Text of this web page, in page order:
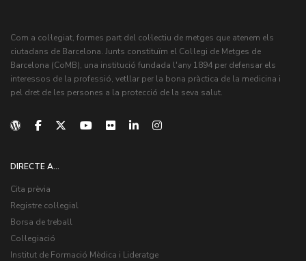
Com a col·legiat, formes part del col·lectiu de metges que atenem els
ciutadans de Barcelona. Junts constituïm el Col·legi de Metges de
Barcelona (CoMB), una institució fundada l'any 1894 per defensar els
interessos de la professió, vetllar per la bona pràctica de la medicina i
pel dret de les persones a la protecció de la seva salut.
DIRECTE A...
Cita prèvia
Registre col·legial
Borsa de treball
Col·legiació
Institut de Formació Mèdica i Lideratge